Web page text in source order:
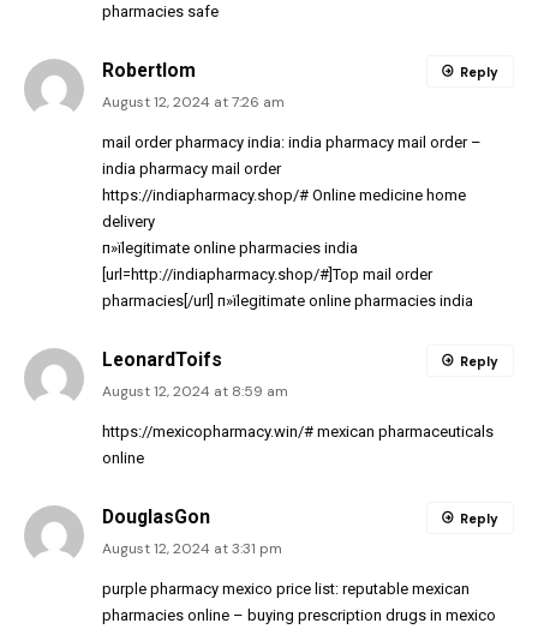
pharmacies safe
Robertlom
August 12, 2024 at 7:26 am
mail order pharmacy india: india pharmacy mail order–
india pharmacy mail order
https://indiapharmacy.shop/# Online medicine home
delivery
п»їlegitimate online pharmacies india
[url=http://indiapharmacy.shop/#]Top mail order
pharmacies[/url] п»їlegitimate online pharmacies india
Reply
LeonardToifs
August 12, 2024 at 8:59 am
https://mexicopharmacy.win/# mexican pharmaceuticals
online
Reply
DouglasGon
August 12, 2024 at 3:31 pm
purple pharmacy mexico price list: reputable mexican
pharmacies online – buying prescription drugs in mexico
Reply